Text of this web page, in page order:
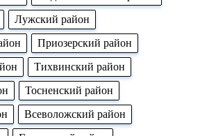
Лужский район
Приозерский район
Тихвинский район
Тосненский район
Всеволожский район